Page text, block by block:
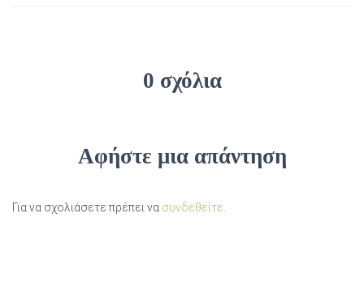
0 σχόλια
Αφήστε μια απάντηση
Για να σχολιάσετε πρέπει να συνδεθείτε